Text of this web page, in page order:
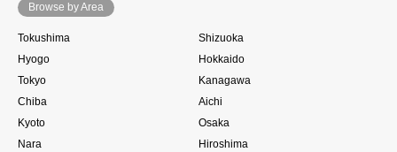
Browse by Area
Tokushima
Shizuoka
Hyogo
Hokkaido
Tokyo
Kanagawa
Chiba
Aichi
Kyoto
Osaka
Nara
Hiroshima